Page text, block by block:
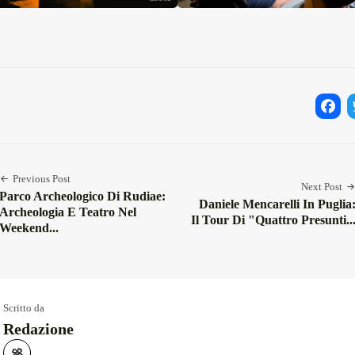
Previous Post
Parco Archeologico Di Rudiae:
Archeologia E Teatro Nel
Weekend...
Next Post
Daniele Mencarelli In Puglia:
Il Tour Di "Quattro Presunti...
Scritto da
Redazione